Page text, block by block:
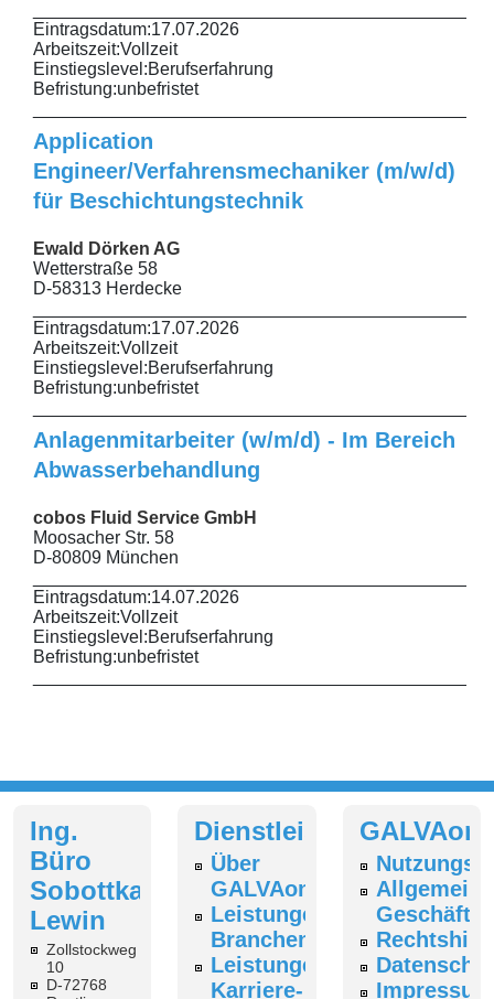
Eintragsdatum:17.07.2026
Arbeitszeit:Vollzeit
Einstiegslevel:Berufserfahrung
Befristung:unbefristet
Application
Engineer/Verfahrensmechaniker (m/w/d)
für Beschichtungstechnik
Ewald Dörken AG
Wetterstraße 58
D-58313 Herdecke
Eintragsdatum:17.07.2026
Arbeitszeit:Vollzeit
Einstiegslevel:Berufserfahrung
Befristung:unbefristet
Anlagenmitarbeiter (w/m/d) - Im Bereich
Abwasserbehandlung
cobos Fluid Service GmbH
Moosacher Str. 58
D-80809 München
Eintragsdatum:14.07.2026
Arbeitszeit:Vollzeit
Einstiegslevel:Berufserfahrung
Befristung:unbefristet
Ing.
Büro
Sobottka-
Lewin
Zollstockweg
10
D-72768
Dienstleistungen
Über
GALVAonline
Leistungen
Branchenverzeichnis
Leistungen
Karriere-
Allgemeine
Impressum